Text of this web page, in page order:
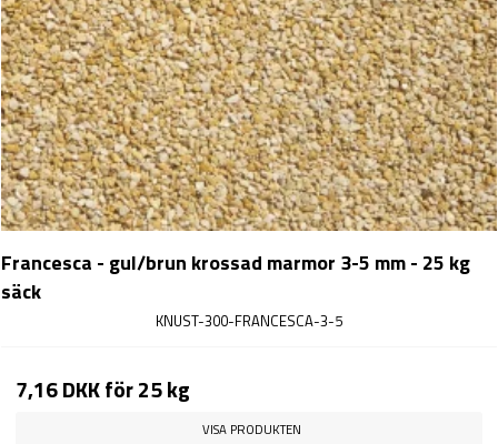
Francesca - gul/brun krossad marmor 3-5 mm - 25 kg
säck
KNUST-300-FRANCESCA-3-5
7,16 DKKför 25 kg
VISA PRODUKTEN